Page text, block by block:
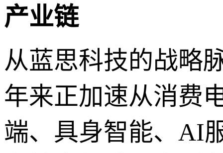
产业链
从蓝思科技的战略
年来正加速从消费
端、具身智能、AI